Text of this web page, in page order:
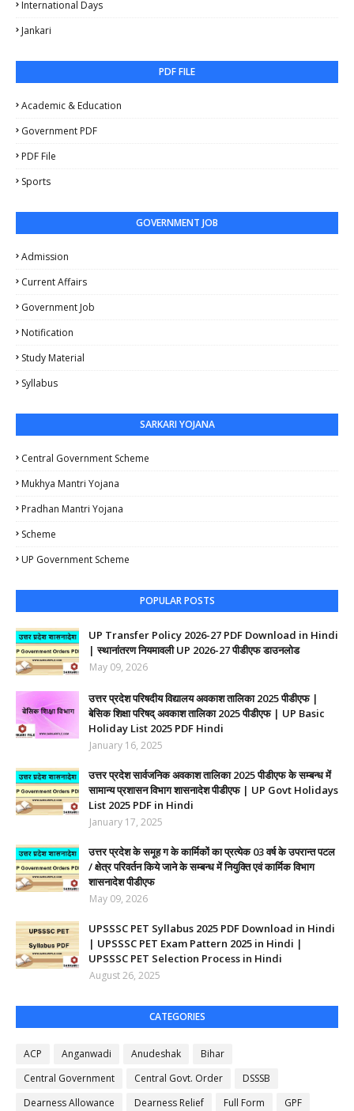
International Days
Jankari
PDF FILE
Academic & Education
Government PDF
PDF File
Sports
GOVERNMENT JOB
Admission
Current Affairs
Government Job
Notification
Study Material
Syllabus
SARKARI YOJANA
Central Government Scheme
Mukhya Mantri Yojana
Pradhan Mantri Yojana
Scheme
UP Government Scheme
POPULAR POSTS
UP Transfer Policy 2026-27 PDF Download in Hindi
| स्थानांतरण नियमावली UP 2026-27 पीडीएफ डाउनलोड
May 09, 2026
उत्तर प्रदेश परिषदीय विद्यालय अवकाश तालिका 2025 पीडीएफ |
बेसिक शिक्षा परिषद् अवकाश तालिका 2025 पीडीएफ | UP Basic
Holiday List 2025 PDF Hindi
January 16, 2025
उत्तर प्रदेश सार्वजनिक अवकाश तालिका 2025 पीडीएफ के सम्बन्ध में
सामान्य प्रशासन विभाग शासनादेश पीडीएफ | UP Govt Holidays
List 2025 PDF in Hindi
January 17, 2025
उत्तर प्रदेश के समूह ग के कार्मिकों का प्रत्येक 03 वर्ष के उपरान्त पटल
/ क्षेत्र परिवर्तन किये जाने के सम्बन्ध में नियुक्ति एवं कार्मिक विभाग
शासनादेश पीडीएफ
May 09, 2026
UPSSSC PET Syllabus 2025 PDF Download in Hindi
| UPSSSC PET Exam Pattern 2025 in Hindi |
UPSSSC PET Selection Process in Hindi
August 26, 2025
CATEGORIES
ACP Anganwadi Anudeshak
Bihar
Central Government
Central Govt. Order
DSSSB
Dearness Allowance
Dearness Relief Full Form
GPF